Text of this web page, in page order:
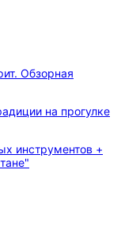
Обзорная
на прогулке